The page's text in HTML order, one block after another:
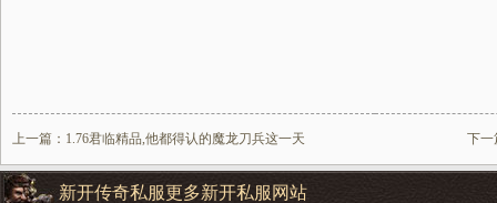
上一篇： 1.76君临精品,他都得认的魔龙刀兵这一天 下一
新开传奇私服更多新开私服网站